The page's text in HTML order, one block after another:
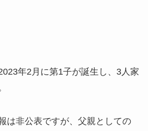
年2月に第1子が誕生し、3人家
は非公表ですが、父親としての